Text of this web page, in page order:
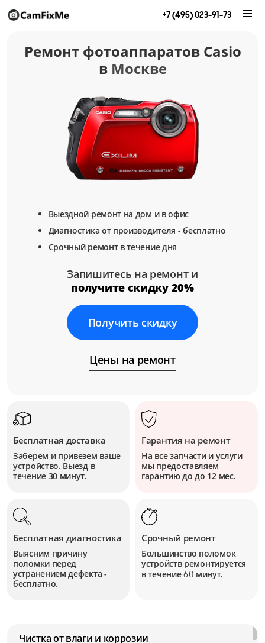
+7 (495) 023-91-73
Ремонт фотоаппаратов Casio
в Москве
Выездной ремонт на дом и в офис
Диагностика от производителя - бесплатно
Срочный ремонт в течение дня
Запишитесь на ремонт и
получите скидку 20%
Получить скидку
Цены на ремонт
Бесплатная доставка
Заберем и привезем ваше
устройство. Выезд в
течение 30 минут.
Гарантия на ремонт
На все запчасти и услуги
мы предоставляем
гарантию до до 12 мес.
Бесплатная диагностика
Выясним причину
поломки перед
устранением дефекта -
бесплатно.
Срочный ремонт
Большинство поломок
устройств ремонтируется
в течение60 минут.
Чистка от влаги и коррозии